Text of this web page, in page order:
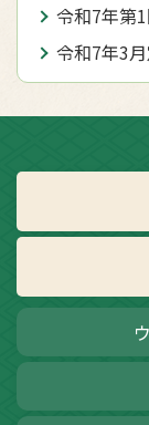
令和7年第
令和7年3